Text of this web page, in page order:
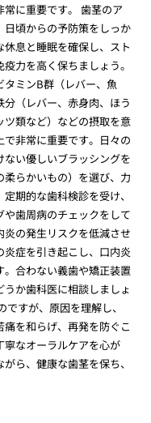
に重要です。 歯茎のア
日頃からの予防策をしっか
息と睡眠を確保し、スト
力を高く保ちましょう。
ミンB群（レバー、魚
（レバー、赤身肉、ほう
類など）などの摂取を意
非常に重要です。日々の
い優しいブラッシングを
らかいもの）を選び、力
期的な歯科検診を受け、
歯周病のチェックをして
の発生リスクを低減させ
症を引き起こし、口内炎
合わない義歯や矯正装置
か歯科医に相談しましょ
すが、原因を理解し、
を和らげ、再発を防ぐこ
寧なオーラルケアを心が
ら、健康な歯茎を保ち、